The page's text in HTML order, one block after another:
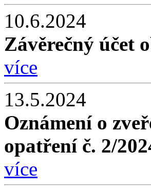
10.6.2024
Závěrečný účet
více
13.5.2024
Oznámení o
opatření č. 2/
více